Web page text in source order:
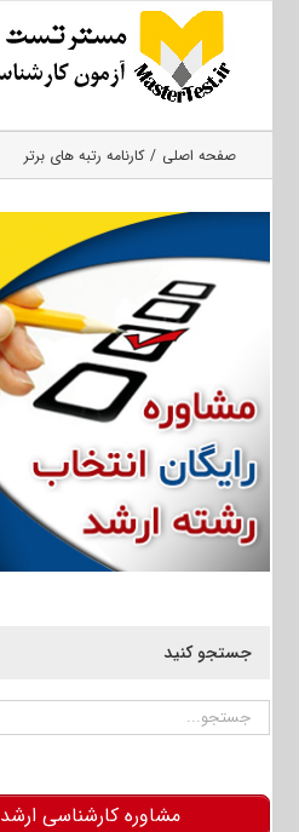
صفحه اصلی کارنامه رتبه های برتر
جستجو کنید
جستجو
مشاوره کارشناسی ارشد